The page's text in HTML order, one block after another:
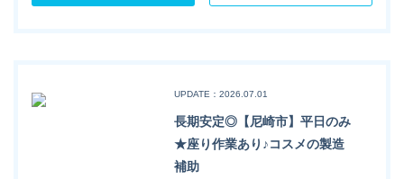
UPDATE：2026.07.01
長期安定◎【尼崎市】平日のみ
★座り作業あり♪コスメの製造
補助